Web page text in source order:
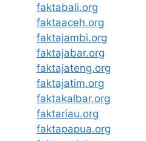
faktabali.org
faktaaceh.org
faktajambi.org
faktajabar.org
faktajateng.org
faktajatim.org
faktakalbar.org
faktariau.org
faktapapua.org